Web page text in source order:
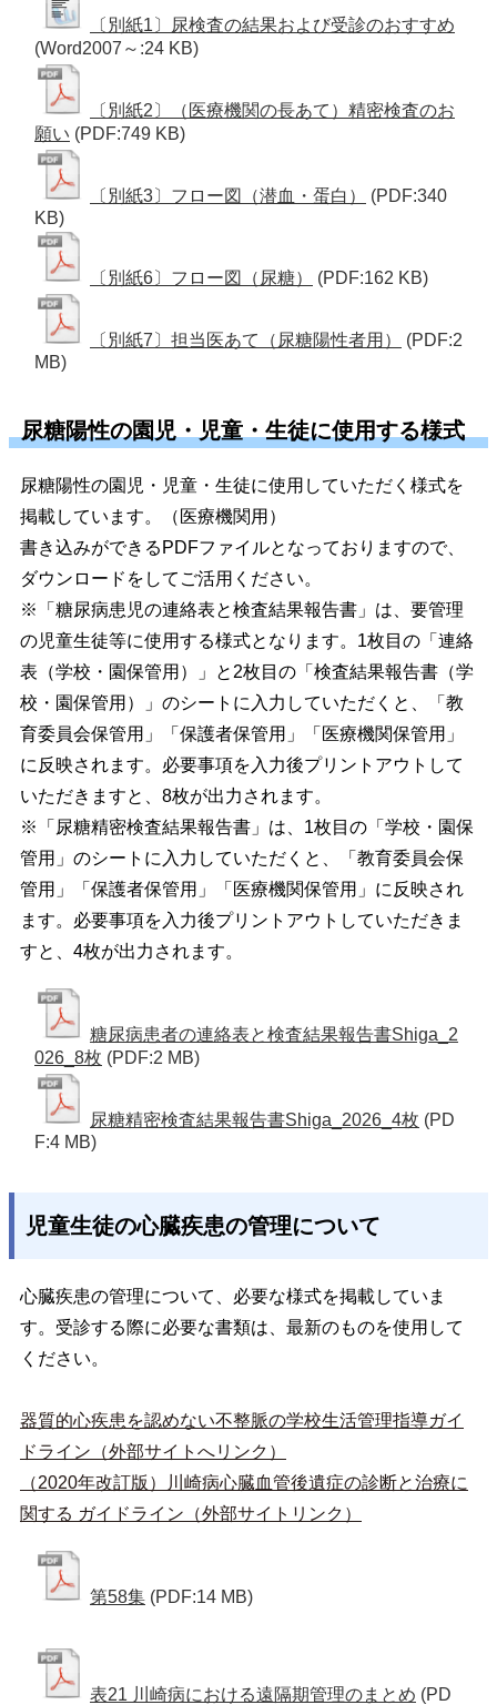
〔別紙1〕尿検査の結果および受診のおすすめ
(Word2007～:24 KB)
〔別紙2〕（医療機関の長あて）精密検査のお
願い (PDF:749 KB)
〔別紙3〕フロー図（潜血・蛋白）
(PDF:340
KB)
〔別紙6〕フロー図（尿糖） (PDF:162 KB)
〔別紙7〕担当医あて（尿糖陽性者用）
(PDF:2
MB)
尿糖陽性の園児・児童・生徒に使用する様式
尿糖陽性の園児・児童・生徒に使用していただく様式を
掲載しています。（医療機関用）
書き込みができるPDFファイルとなっておりますので、
ダウンロードをしてご活用ください。
※「糖尿病患児の連絡表と検査結果報告書」は、要管理
の児童生徒等に使用する様式となります。1枚目の「連絡
表（学校・園保管用）」と2枚目の「検査結果報告書（学
校・園保管用）」のシートに入力していただくと、
「教
育委員会保管用」「保護者保管用」「医療機関保管用」
に反映されます。必要事項を入力後プリントアウトして
いただきますと、8枚が出力されます。
※「尿糖精密検査結果報告書」は、1枚目の「学校・園保
管用」のシートに入力していただくと、
「教育委員会保
管用」「保護者保管用」「医療機関保管用」に反映され
ます。必要事項を入力後プリントアウトしていただきま
すと、4枚が出力されます。
糖尿病患者の連絡表と検査結果報告書Shiga_2
026_8枚 (PDF:2 MB)
尿糖精密検査結果報告書Shiga_2026_4枚 (PD
F:4 MB)
児童生徒の心臓疾患の管理について
心臓疾患の管理について、必要な様式を掲載していま
す。受診する際に必要な書類は、最新のものを使用して
ください。
器質的心疾患を認めない不整脈の学校生活管理指導ガイ
ドライン（外部サイトへリンク）
（2020年改訂版）川崎病心臓血管後遺症の診断と治療に
関する ガイドライン（外部サイトリンク）
第58集 (PDF:14 MB)
表21 川崎病における遠隔期管理のまとめ (PD